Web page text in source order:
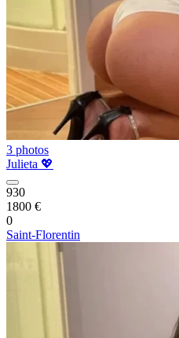
3 photos
Julieta 💖
930
1800 €
0
Saint-Florentin